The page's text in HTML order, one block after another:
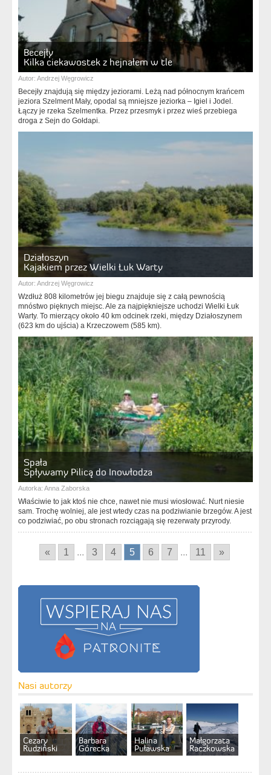
Becejły
Kilka ciekawostek z hejnałem w tle
Autor: Andrzej Węgrowicz
Becejły znajdują się między jeziorami. Leżą nad północnym krańcem
jeziora Szelment Mały, opodal są mniejsze jeziorka – Igiel i Jodel.
Łączy je rzeka Szelmentka. Przez przesmyk i przez wieś przebiega
droga z Sejn do Gołdapi.
Działoszyn
Kajakiem przez Wielki Łuk Warty
Autor: Andrzej Węgrowicz
Wzdłuż 808 kilometrów jej biegu znajduje się z całą pewnością
mnóstwo pięknych miejsc. Ale za najpiękniejsze uchodzi Wielki Łuk
Warty. To mierzący około 40 km odcinek rzeki, między Działoszynem
(623 km do ujścia) a Krzeczowem (585 km).
Spała
Spływamy Pilicą do Inowłodza
Autorka: Anna Zaborska
Właściwie to jak ktoś nie chce, nawet nie musi wiosłować. Nurt niesie
sam. Trochę wolniej, ale jest wtedy czas na podziwianie brzegów. A jest
co podziwiać, po obu stronach rozciągają się rezerwaty przyrody.
« 1 ... 3 4 5 6 7 ... 11 »
Nasi autorzy
Cezary
Rudziński
Barbara
Górecka
Halina
Puławska
Małgorzata
Raczkowska